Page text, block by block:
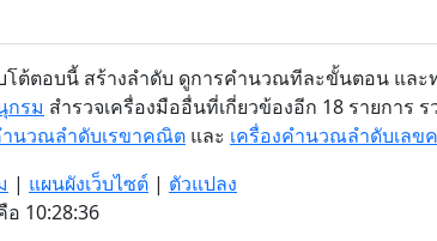
ต้ตอบนี้ สร้างลำดับ ดูการคำนวณทีละขั้นตอน แล
กรม สำรวจเครื่องมืออื่นที่เกี่ยวข้องอีก 18 รายการ ร
ำนวณลำดับเรขาคณิต และ เครื่องคำนวณลำดับเล
| แผนผังเว็บไซต์ | ตัวแปลง
อ 10:28:37